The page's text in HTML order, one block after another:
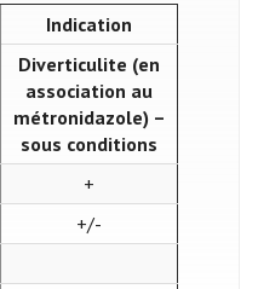
Indication
Diverticulite (en
association au
métronidazole) –
sous conditions
+
+/-